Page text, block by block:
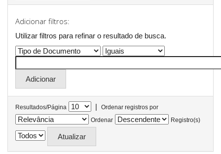
Adicionar filtros:
Utilizar filtros para refinar o resultado de busca.
Resultados/Página |
Ordenar registros por
Ordenar
Registro(s)